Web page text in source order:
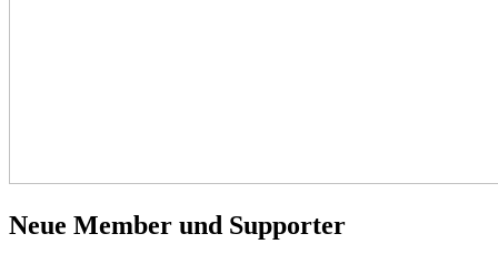
Neue Member und Supporter